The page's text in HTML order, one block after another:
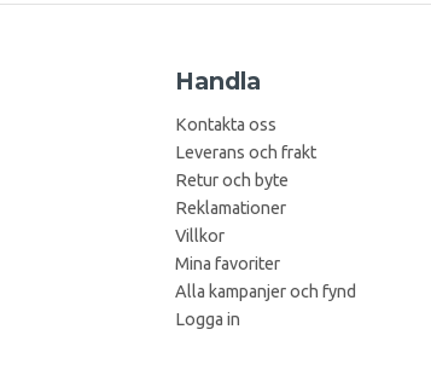
Handla
Kontakta oss
Leverans och frakt
Retur och byte
Reklamationer
Villkor
Mina favoriter
Alla kampanjer och fynd
Logga in